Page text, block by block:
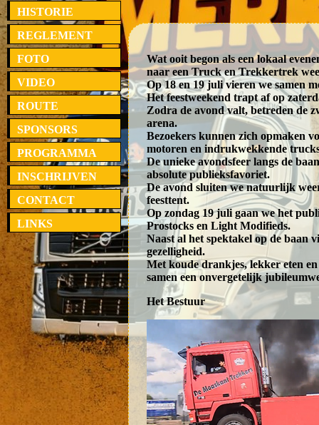
HISTORIE
REGLEMENT
FOTO
VIDEO
ROUTE
SPONSORS
PROGRAMMA
INSCHRIJVEN
CONTACT
LINKS
Wat ooit begon als een lokaal
naar een Truck en Trekkertrek
Op 18 en 19 juli vieren we samen
Het feestweekend trapt af op
Zodra de avond valt, betreden de
arena.
Bezoekers kunnen zich opmaken
motoren en indrukwekkende
De unieke avondsfeer langs de
absolute publieksfavoriet.
De avond sluiten we natuurlijk
feesttent.
Op zondag 19 juli gaan we het
Prostocks en Light Modifieds.
Naast al het spektakel op de baan
gezelligheid.
Met koude drankjes, lekker eten
samen een onvergetelijk
Het Bestuur